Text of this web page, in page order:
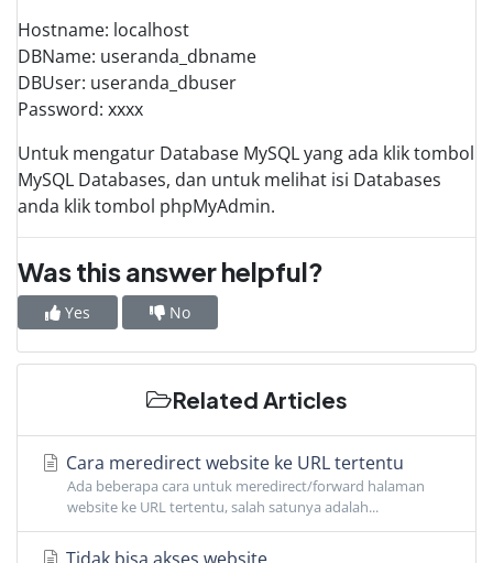
Hostname: localhost
DBName: useranda_dbname
DBUser: useranda_dbuser
Password: xxxx
Untuk mengatur Database MySQL yang ada klik tombol
MySQL Databases, dan untuk melihat isi Databases
anda klik tombol phpMyAdmin.
Was this answer helpful?
Yes No
Related Articles
Cara meredirect website ke URL tertentu
Ada beberapa cara untuk meredirect/forward halaman
website ke URL tertentu, salah satunya adalah...